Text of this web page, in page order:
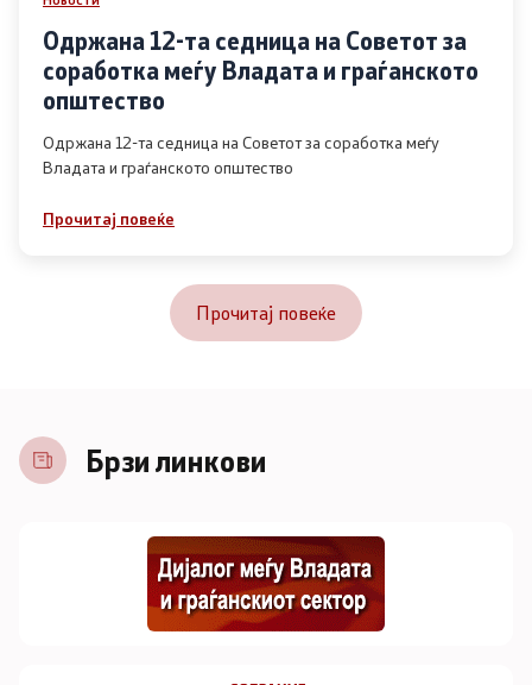
Одржана 12-та седница на Советот за
соработка меѓу Владата и граѓанското
општество
Одржана 12-та седница на Советот за соработка меѓу
Владата и граѓанското општество
Прочитај повеќе
Прочитај повеќе
Брзи линкови